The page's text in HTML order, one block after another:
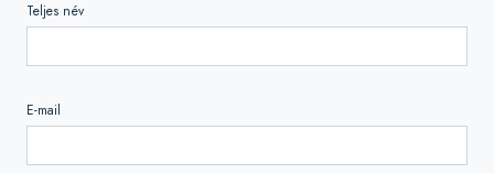
Teljes név
E-mail